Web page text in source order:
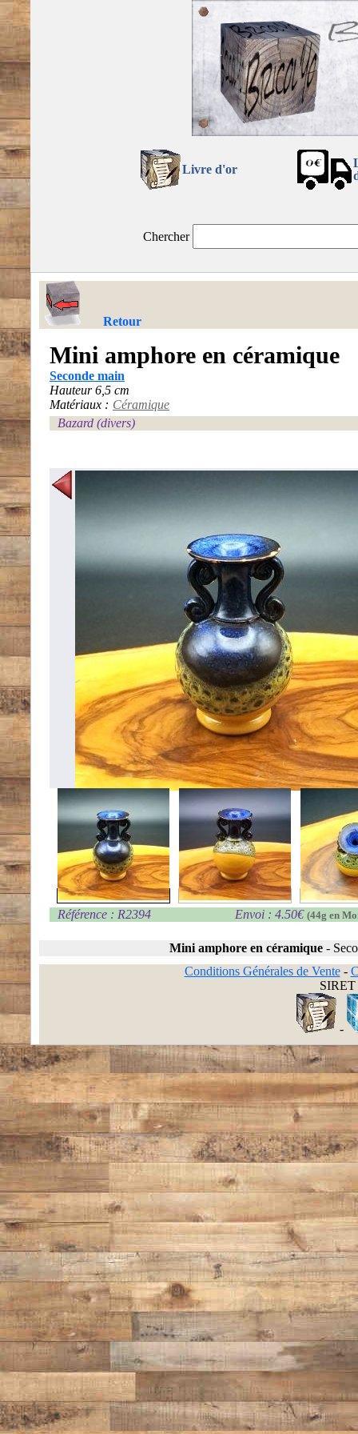
Livre d'or
Chercher
Retour
Mini amphore en céramique
Seconde main
Hauteur 6,5 cm
Matériaux : Céramique
Bazard (divers)
Référence : R2394 Envoi : 4.50€ (44g en
Mini amphore en céramique -
Conditions Générales de Vente-
SIRET
-